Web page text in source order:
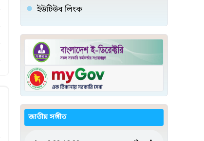
ইউটিউব লিংক
জাতীয় সঙ্গীত